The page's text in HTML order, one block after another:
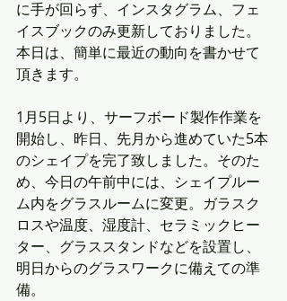
に手が回らず、インスタグラム、フェ
イスブックのみ更新しておりました。
本日は、簡単に最近の動向を書かせて
頂きます。
1月5日より、サーフボード製作作業を
開始し、昨日、先月から進めていた5本
のシェイプを完了致しました。そのた
め、今日の午前中には、シェイプルー
ム内をグラスルームに変更。ガラスク
ロスや温度、湿度計、セラミックヒー
ター、グラススタンドなどを設置し、
明日からのグラスワークに備えての準
備。